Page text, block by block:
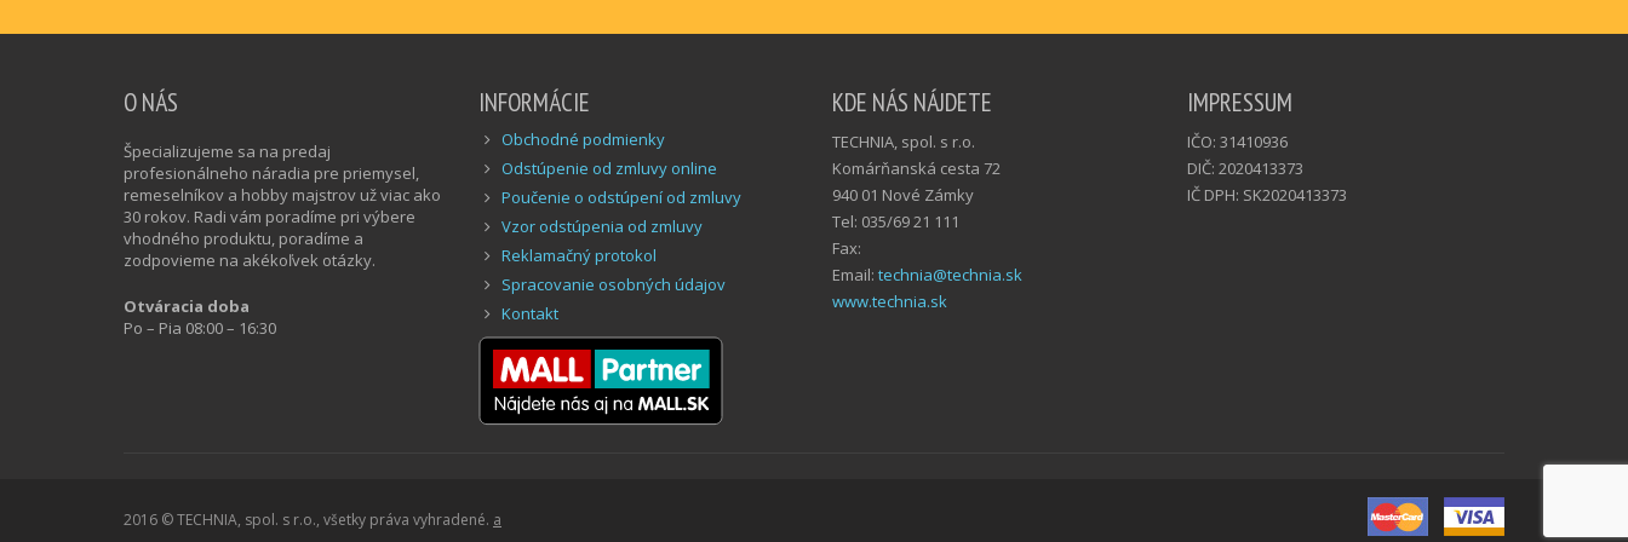
O NÁS
Špecializujeme sa na predaj
profesionálneho náradia pre priemysel,
remeselníkov a hobby majstrov už viac ako
30 rokov. Radi vám poradíme pri výbere
vhodného produktu, poradíme a
zodpovieme na akékoľvek otázky.
Otváracia doba
Po – Pia 08:00 – 16:30
INFORMÁCIE
Obchodné podmienky
Odstúpenie od zmluvy online
Poučenie o odstúpení od zmluvy
Vzor odstúpenia od zmluvy
Reklamačný protokol
Spracovanie osobných údajov
Kontakt
KDE NÁS NÁJDETE
TECHNIA, spol. s r.o.
Komárňanská cesta 72
940 01 Nové Zámky
Tel: 035/69 21 111
Fax:
Email: technia@technia.sk
www.technia.sk
IMPRESSUM
IČO: 31410936
DIČ: 2020413373
IČ DPH: SK2020413373
2016 © TECHNIA, spol. s r.o., všetky práva vyhradené. a